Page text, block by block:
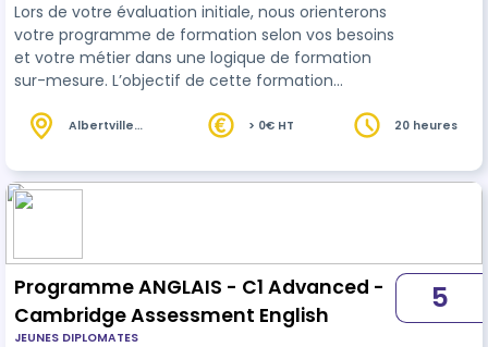
Lors de votre évaluation initiale, nous orienterons
votre programme de formation selon vos besoins
et votre métier dans une logique de formation
sur-mesure. L’objectif de cette formation
milieu professionnel tant dans la communication
de cette formation, l'apprenant aura toutes les
cartes en mains pour être plus à l'aise dans sa vie
Albertville
> 0€ HT 20 heures
Programme ANGLAIS - C1 Advanced -
Cambridge Assessment English
JEUNES DIPLOMATES
5